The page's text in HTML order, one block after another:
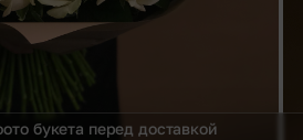
букета перед доставкой